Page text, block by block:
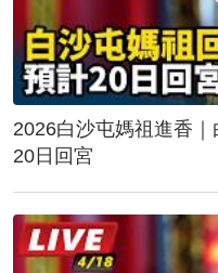
2026白沙屯媽祖進香
20日回宮